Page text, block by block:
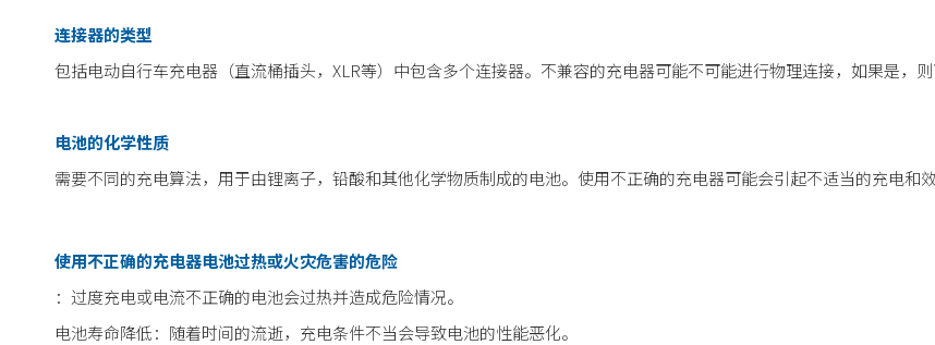
连接器的类型
包括电动自行车充电器（直流桶插头，XLR等）中包含多个连接器。不兼容的充电器可能不可能进行物理连接，如果是，则
电池的化学性质
需要不同的充电算法，用于由锂离子，铅酸和其他化学物质制成的电池。使用不正确的充电器可能会引起不适当的充电和效
使用不正确的充电器电池过热或火灾危害的危险
：过度充电或电流不正确的电池会过热并造成危险情况。
电池寿命降低：随着时间的流逝，充电条件不当会导致电池的性能恶化。